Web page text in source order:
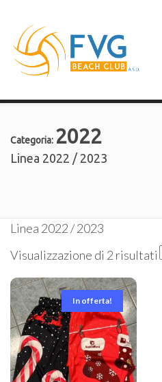
Categoria: 2022
Linea 2022 / 2023
Linea 2022 / 2023
Visualizzazione di 2 risultati
In offerta!